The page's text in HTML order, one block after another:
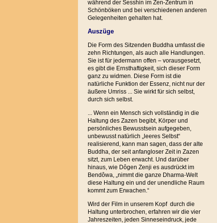
während der Sesshin im Zen-Zentrum in
Schönböken und bei verschiedenen anderen
Gelegenheiten gehalten hat.
Auszüge
Die Form des Sitzenden Buddha umfasst die
zehn Richtungen, als auch alle Handlungen.
Sie ist für jedermann offen – vorausgesetzt,
es gibt die Ernsthaftigkeit, sich dieser Form
ganz zu widmen. Diese Form ist die
natürliche Funktion der Essenz, nicht nur der
äußere Umriss ... Sie wirkt für sich selbst,
durch sich selbst.
... Wenn ein Mensch sich vollständig in die
Haltung des Zazen begibt, Körper und
persönliches Bewusstsein aufgegeben,
unbewusst natürlich „leeres Selbst“
realisierend, kann man sagen, dass der alte
Buddha, der seit anfangloser Zeit in Zazen
sitzt, zum Leben erwacht. Und darüber
hinaus, wie Dôgen Zenji es ausdrückt im
Bendôwa, „nimmt die ganze Dharma-Welt
diese Haltung ein und der unendliche Raum
kommt zum Erwachen.“
Wird der Film in unserem Kopf durch die
Haltung unterbrochen, erfahren wir die vier
Jahreszeiten, jeden Sinneseindruck, jede